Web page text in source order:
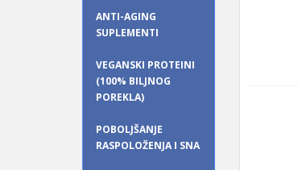
ANTI-AGING
SUPLEMENTI
VEGANSKI PROTEINI
(100% BILJNOG
POREKLA)
POBOLJŠANJE
RASPOLOŽENJA I SNA